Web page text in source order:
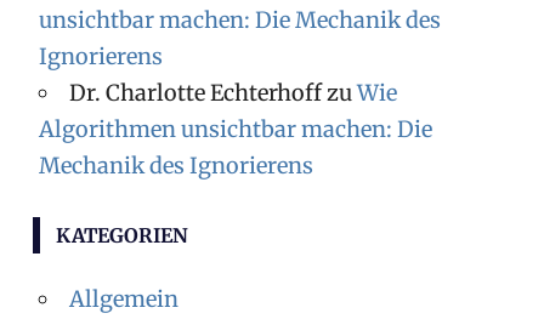
unsichtbar machen: Die Mechanik des
Ignorierens
Dr. Charlotte EchterhoffzuWie
Algorithmen unsichtbar machen: Die
Mechanik des Ignorierens
KATEGORIEN
Allgemein